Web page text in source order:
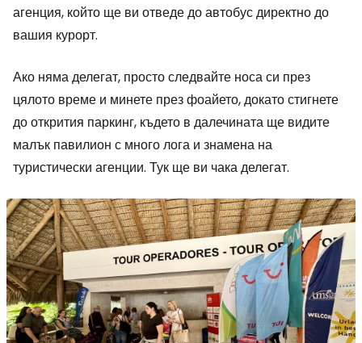
агенция, който ще ви отведе до автобус директно до
вашия курорт.
Ако няма делегат, просто следвайте носа си през
цялото време и минете през фоайето, докато стигнете
до открития паркинг, където в далечината ще видите
малък павилион с много лога и знамена на
туристически агенции. Тук ще ви чака делегат.